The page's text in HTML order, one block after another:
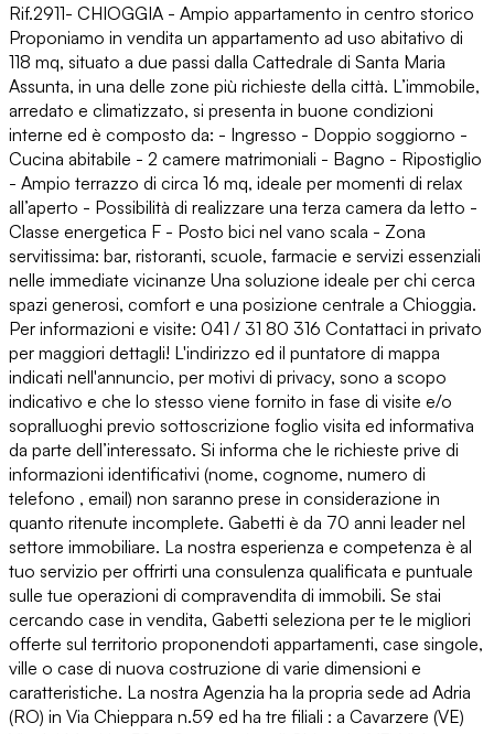
Rif.2911- CHIOGGIA - Ampio appartamento in centro storico
Proponiamo in vendita un appartamento ad uso abitativo di
118 mq, situato a due passi dalla Cattedrale di Santa Maria
Assunta, in una delle zone più richieste della città. L’immobile,
arredato e climatizzato, si presenta in buone condizioni
interne ed è composto da: - Ingresso - Doppio soggiorno -
Cucina abitabile - 2 camere matrimoniali - Bagno - Ripostiglio
- Ampio terrazzo di circa 16 mq, ideale per momenti di relax
all’aperto - Possibilità di realizzare una terza camera da letto -
Classe energetica F - Posto bici nel vano scala - Zona
servitissima: bar, ristoranti, scuole, farmacie e servizi essenziali
nelle immediate vicinanze Una soluzione ideale per chi cerca
spazi generosi, comfort e una posizione centrale a Chioggia.
Per informazioni e visite: 041 / 31 80 316 Contattaci in privato
per maggiori dettagli! L'indirizzo ed il puntatore di mappa
indicati nell'annuncio, per motivi di privacy, sono a scopo
indicativo e che lo stesso viene fornito in fase di visite e/o
sopralluoghi previo sottoscrizione foglio visita ed informativa
da parte dell’interessato. Si informa che le richieste prive di
informazioni identificativi (nome, cognome, numero di
telefono , email) non saranno prese in considerazione in
quanto ritenute incomplete. Gabetti è da 70 anni leader nel
settore immobiliare. La nostra esperienza e competenza è al
tuo servizio per offrirti una consulenza qualificata e puntuale
sulle tue operazioni di compravendita di immobili. Se stai
cercando case in vendita, Gabetti seleziona per te le migliori
offerte sul territorio proponendoti appartamenti, case singole,
ville o case di nuova costruzione di varie dimensioni e
caratteristiche. La nostra Agenzia ha la propria sede ad Adria
(RO) in Via Chieppara n.59 ed ha tre filiali : a Cavarzere (VE)